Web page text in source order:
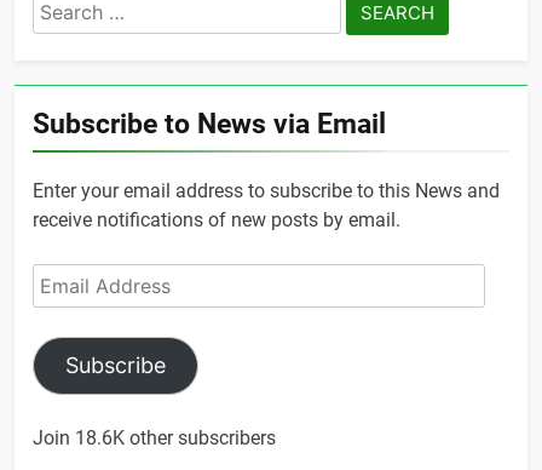
Search
for:
Subscribe to News via Email
Enter your email address to subscribe to this News and
receive notifications of new posts by email.
Email
Address
Subscribe
Join 18.6K other subscribers